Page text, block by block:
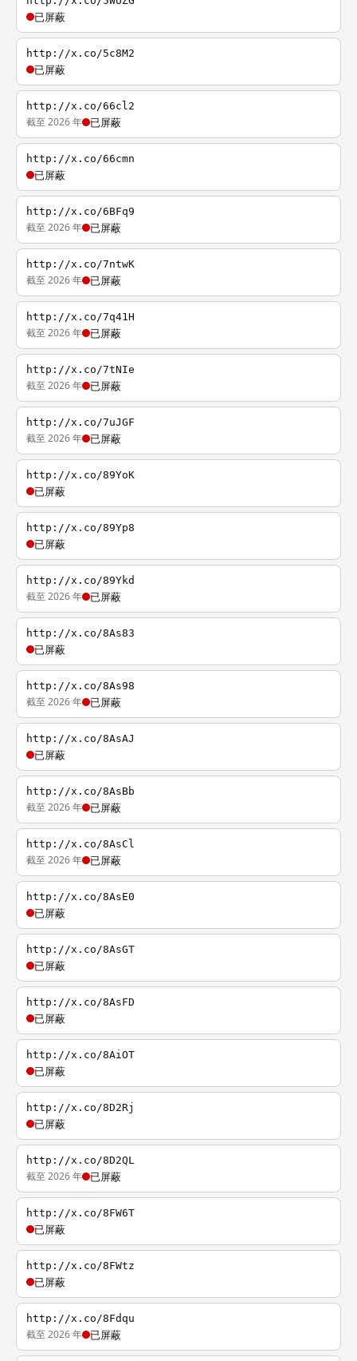
已屏蔽
http://x.co/5c8M2
已屏蔽
http://x.co/66cl2
截至 2026 年 已屏蔽
http://x.co/66cmn
已屏蔽
http://x.co/6BFq9
截至 2026 年 已屏蔽
http://x.co/7ntwK
截至 2026 年 已屏蔽
http://x.co/7q41H
截至 2026 年 已屏蔽
http://x.co/7tNIe
截至 2026 年 已屏蔽
http://x.co/7uJGF
截至 2026 年 已屏蔽
http://x.co/89YoK
已屏蔽
http://x.co/89Yp8
已屏蔽
http://x.co/89Ykd
截至 2026 年 已屏蔽
http://x.co/8As83
已屏蔽
http://x.co/8As98
截至 2026 年 已屏蔽
http://x.co/8AsAJ
已屏蔽
http://x.co/8AsBb
截至 2026 年 已屏蔽
http://x.co/8AsCl
截至 2026 年 已屏蔽
http://x.co/8AsE0
已屏蔽
http://x.co/8AsGT
已屏蔽
http://x.co/8AsFD
已屏蔽
http://x.co/8AiOT
已屏蔽
http://x.co/8D2Rj
已屏蔽
http://x.co/8D2QL
截至 2026 年 已屏蔽
http://x.co/8FW6T
已屏蔽
http://x.co/8FWtz
已屏蔽
http://x.co/8Fdqu
截至 2026 年 已屏蔽